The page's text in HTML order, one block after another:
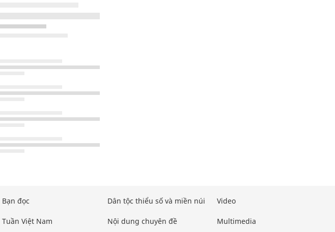
Bạn đọc
Tuần Việt Nam
Dân tộc thiểu số và miền núi
Nội dung chuyên đề
Video
Multimedia